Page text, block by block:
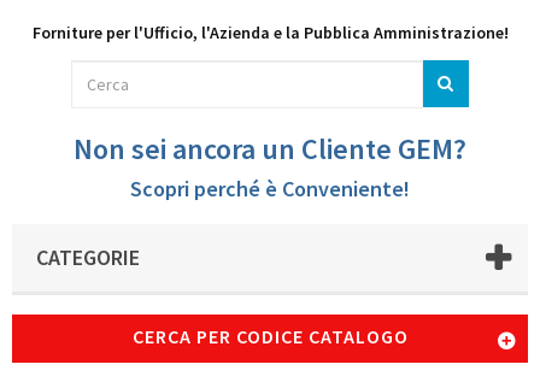
Forniture per l'Ufficio, l'Azienda e la Pubblica Amministrazione!
Non sei ancora un Cliente GEM?
Scopri perché è Conveniente!
CATEGORIE
CERCA PER CODICE CATALOGO